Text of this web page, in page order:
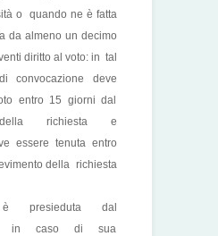
o quando ne è fatta
da almeno un decimo
diritto al voto: in tal
convocazione deve
entro 15 giorni dal
della richiesta e
essere tenuta entro
della richiesta
è presieduta dal
in caso di sua